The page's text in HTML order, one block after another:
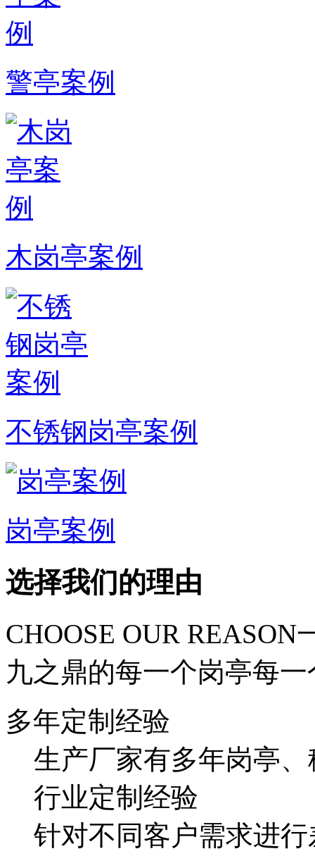
警亭案例
木岗亭案例
不锈钢岗亭案例
岗亭案例
选择我们的理由
CHOOSE OUR REASON
九之鼎的每一个岗亭每
多年定制经验
生产厂家有多年岗亭
行业定制经验
针对不同客户需求进